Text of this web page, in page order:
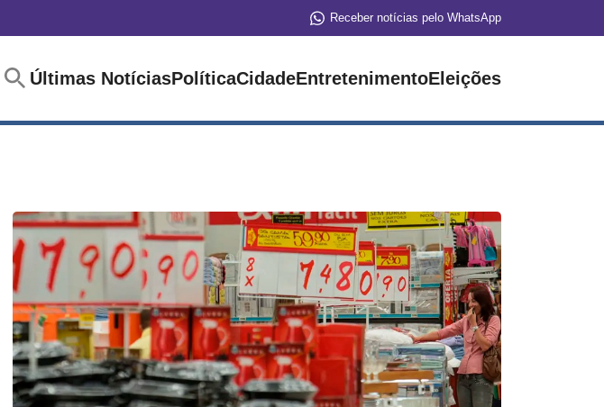
Receber notícias pelo WhatsApp
Últimas NotíciasPolíticaCidadeEntretenimentoEleições